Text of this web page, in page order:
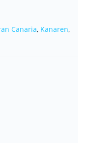
Canaria, Kanaren,